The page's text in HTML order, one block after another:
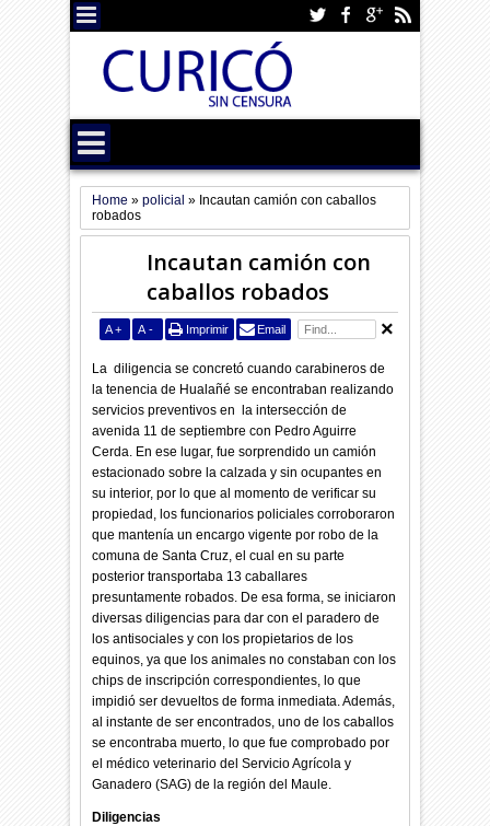
Home »policial » Incautan camión con caballos
robados
Incautan camión con
caballos robados
A + A - Imprimir Email
La diligencia se concretó cuando carabineros de
la tenencia de Hualañé se encontraban realizando
servicios preventivos en la intersección de
avenida 11 de septiembre con Pedro Aguirre
Cerda. En ese lugar, fue sorprendido un camión
estacionado sobre la calzada y sin ocupantes en
su interior, por lo que al momento de verificar su
propiedad, los funcionarios policiales corroboraron
que mantenía un encargo vigente por robo de la
comuna de Santa Cruz, el cual en su parte
posterior transportaba 13 caballares
presuntamente robados. De esa forma, se iniciaron
diversas diligencias para dar con el paradero de
los antisociales y con los propietarios de los
equinos, ya que los animales no constaban con los
chips de inscripción correspondientes, lo que
impidió ser devueltos de forma inmediata. Además,
al instante de ser encontrados, uno de los caballos
se encontraba muerto, lo que fue comprobado por
el médico veterinario del Servicio Agrícola y
Ganadero (SAG) de la región del Maule.
Diligencias